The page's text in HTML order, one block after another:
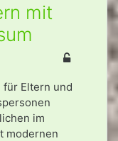
mit
für Eltern und
im
modernen